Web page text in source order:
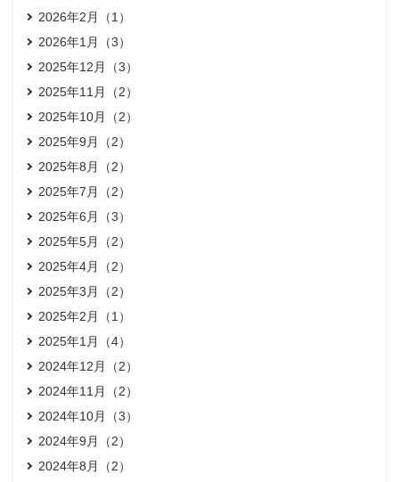
2026年2月（1）
2026年1月（3）
2025年12月（3）
2025年11月（2）
2025年10月（2）
2025年9月（2）
2025年8月（2）
2025年7月（2）
2025年6月（3）
2025年5月（2）
2025年4月（2）
2025年3月（2）
2025年2月（1）
2025年1月（4）
2024年12月（2）
2024年11月（2）
2024年10月（3）
2024年9月（2）
2024年8月（2）